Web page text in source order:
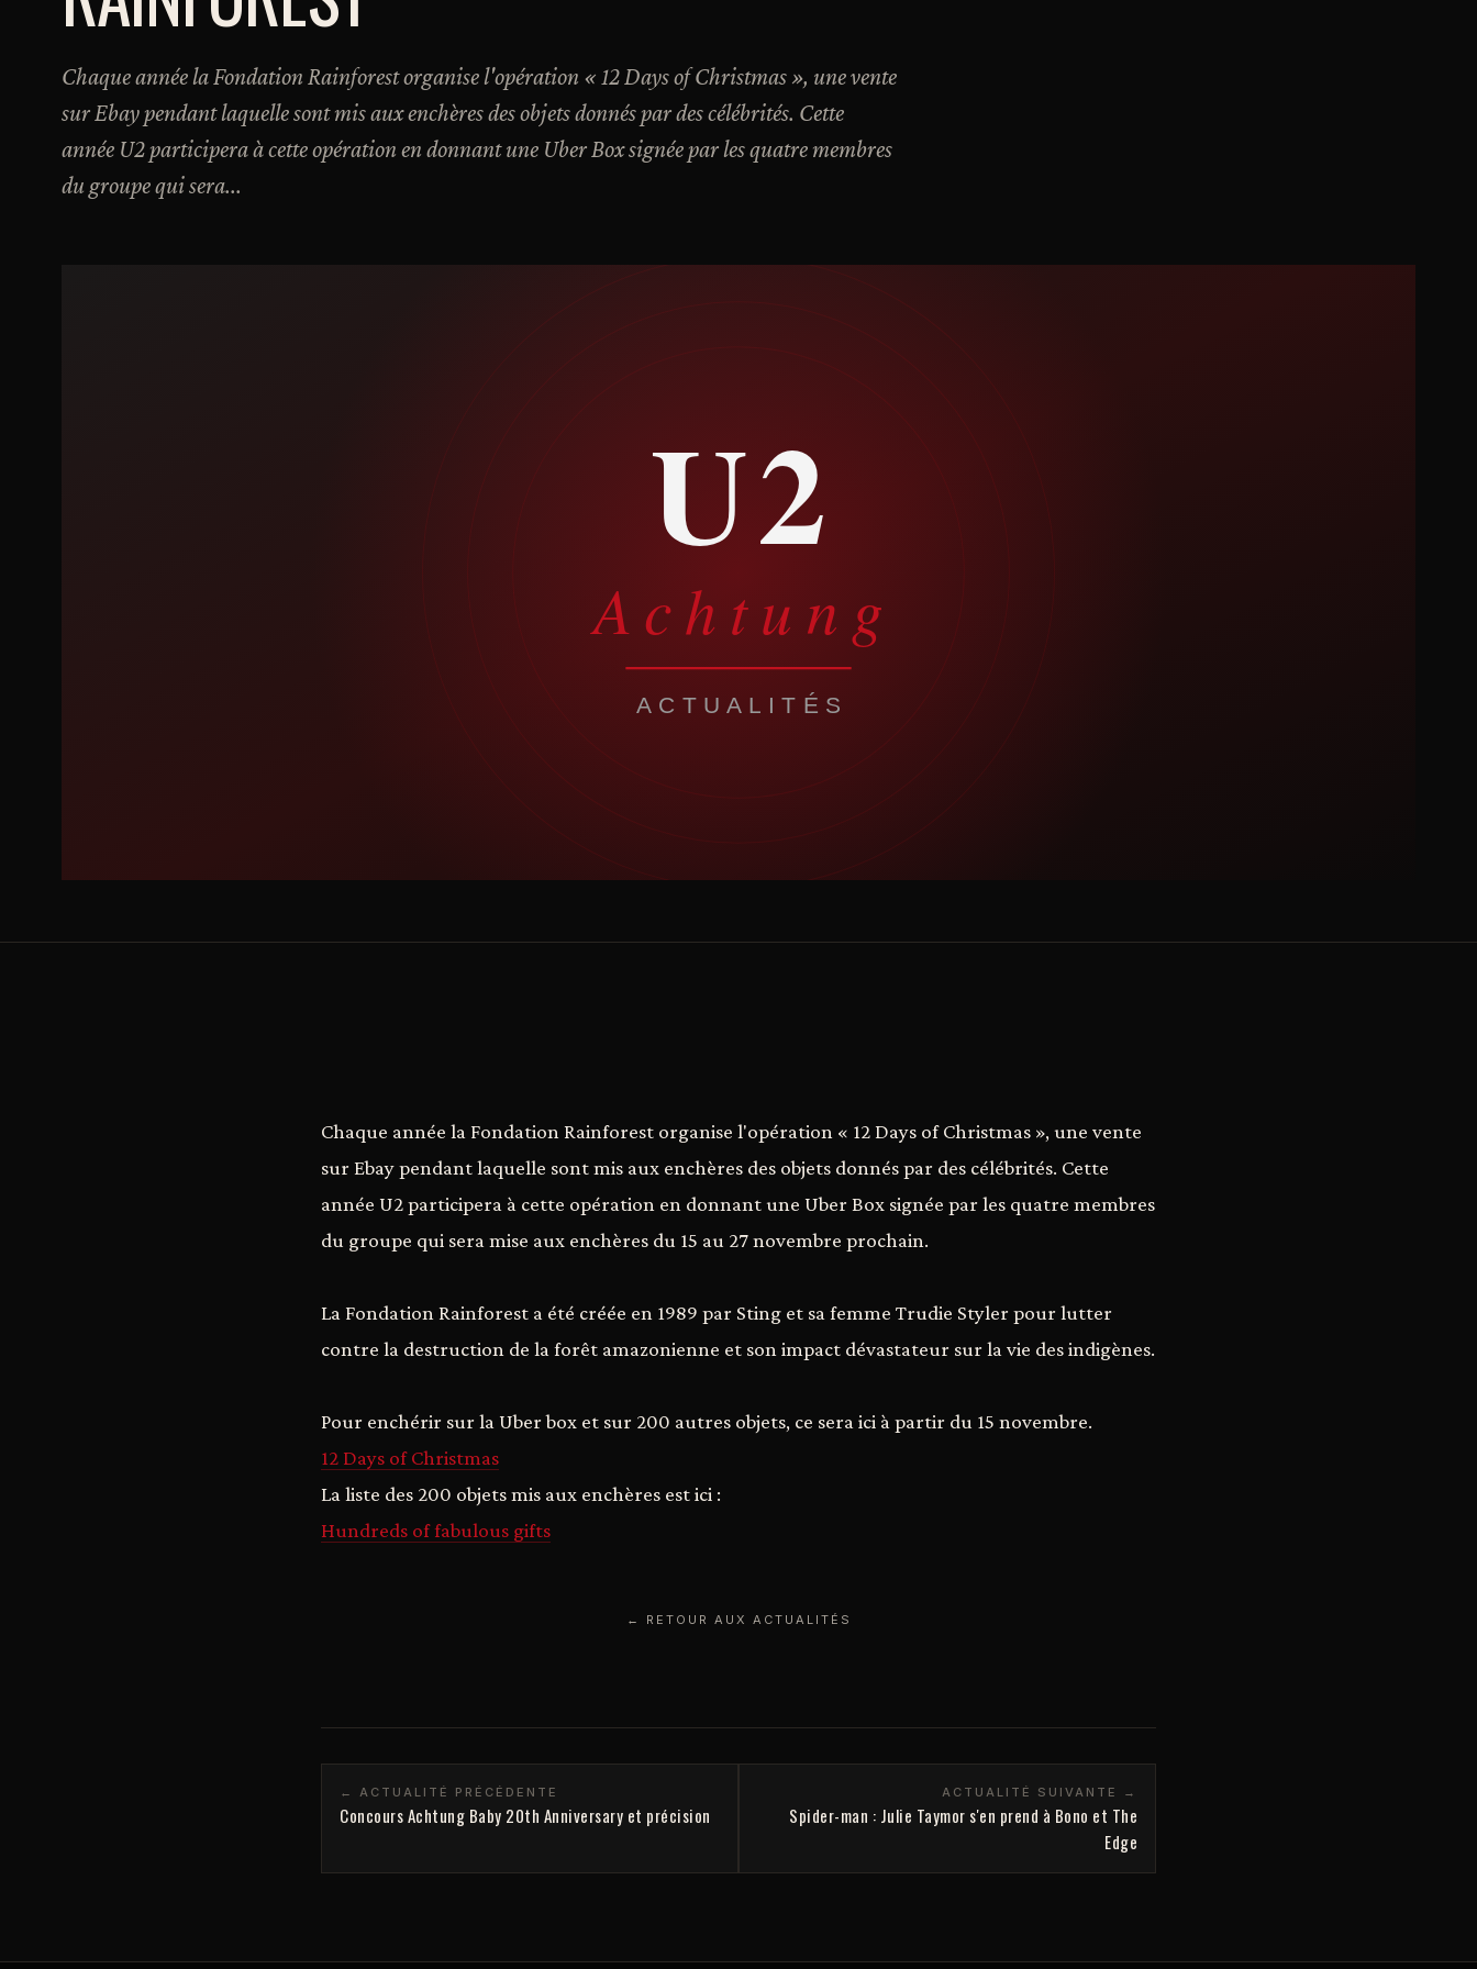
Chaque année la Fondation Rainforest organise l'opération « 12 Days of Christmas », une vente
sur Ebay pendant laquelle sont mis aux enchères des objets donnés par des célébrités. Cette
année U2 participera à cette opération en donnant une Uber Box signée par les quatre membres
du groupe qui sera...
Chaque année la Fondation Rainforest organise l'opération « 12 Days of Christmas », une vente
sur Ebay pendant laquelle sont mis aux enchères des objets donnés par des célébrités. Cette
année U2 participera à cette opération en donnant une Uber Box signée par les quatre membres
du groupe qui sera mise aux enchères du 15 au 27 novembre prochain.
La Fondation Rainforest a été créée en 1989 par Sting et sa femme Trudie Styler pour lutter
contre la destruction de la forêt amazonienne et son impact dévastateur sur la vie des indigènes.
Pour enchérir sur la Uber box et sur 200 autres objets, ce sera ici à partir du 15 novembre.
12 Days of Christmas
La liste des 200 objets mis aux enchères est ici :
Hundreds of fabulous gifts
← RETOUR AUX ACTUALITÉS
← ACTUALITÉ PRÉCÉDENTE
Concours Achtung Baby 20th Anniversary et précision
ACTUALITÉ SUIVANTE →
Spider-man : Julie Taymor s'en prend à Bono et The
Edge